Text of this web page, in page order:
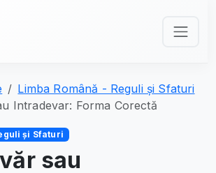
Limba Română - Reguli și Sfaturi
Intradevar: Forma Corectă
și Sfaturi
sau